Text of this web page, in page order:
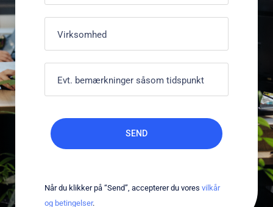
Når du klikker på “Send”, accepterer du vores vilkår
og betingelser.